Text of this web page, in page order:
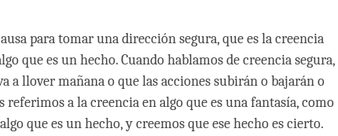
para tomar una dirección segura, que es la creencia
que es un hecho. Cuando hablamos de creencia segura,
a llover mañana o que las acciones subirán o bajarán o
referimos a la creencia en algo que es una fantasía, como
que es un hecho, y creemos que ese hecho es cierto.